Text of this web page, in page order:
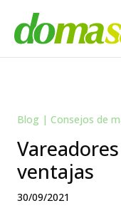
productos
Blog | Consejos de
ventajas
30/09/2021